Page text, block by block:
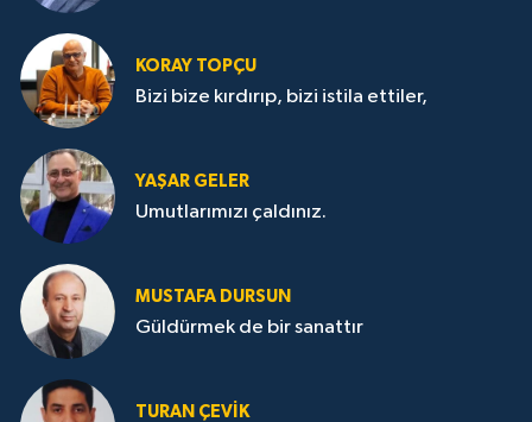
KORAY TOPÇU
Bizi bize kırdırıp, bizi istila ettiler,
YAŞAR GELER
Umutlarımızı çaldınız.
MUSTAFA DURSUN
Güldürmek de bir sanattır
TURAN ÇEVİK